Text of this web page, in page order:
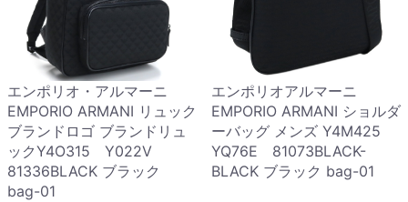
エンポリオ・アルマーニ
EMPORIO ARMANI リュック
ブランドロゴ ブランドリュ
ックY4O315 Y022V
81336BLACK ブラック
bag-01
エンポリオアルマーニ
EMPORIO ARMANI ショルダ
ーバッグ メンズ Y4M425
YQ76E 81073BLACK-
BLACK ブラック bag-01